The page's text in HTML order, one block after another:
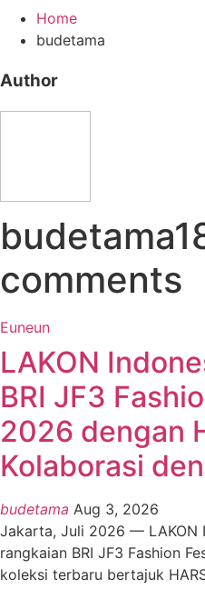
Home
budetama
Author
budetama
comments
Euneun
LAKON
BRI JF3
2026 dengan
Kolaborasi
budetama Aug 3, 2026
Jakarta, Juli 2026 — LAKON
rangkaian BRI JF3 Fashion
koleksi terbaru bertajuk